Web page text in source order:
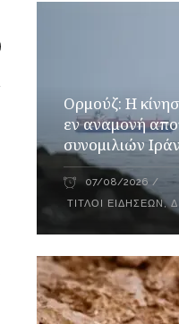
Ορμούζ: Η
εν αναμονή
συνομιλιών
07/08/2026
ΤΊΤΛΟΙ ΕΙΔΉΣΕΩΝ,